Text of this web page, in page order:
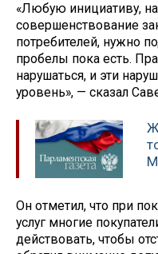
«Любую инициативу,
совершенствование
потребителей, нужно
пробелы пока есть.
нарушаться, и эти
уровень», — сказал
Он отметил, что при
услуг многие
действовать, чтобы